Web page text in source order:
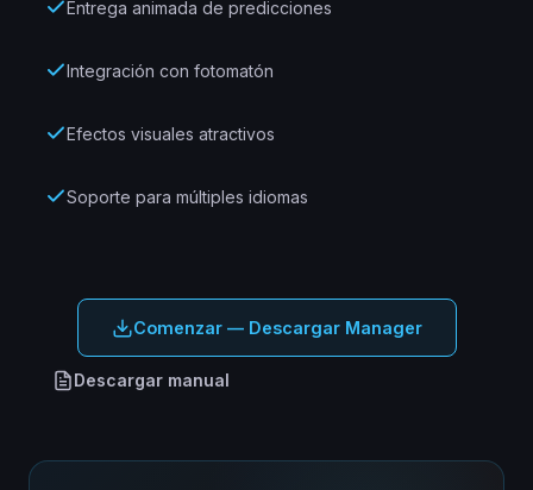
Entrega animada de predicciones
Integración con fotomatón
Efectos visuales atractivos
Soporte para múltiples idiomas
Comenzar — Descargar Manager
Descargar manual